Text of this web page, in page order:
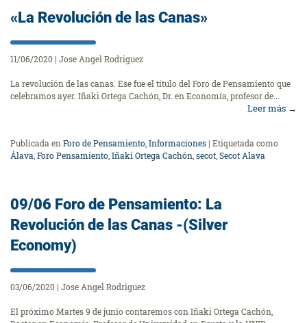
«La Revolución de las Canas»
11/06/2020 | Jose Angel Rodriguez
La revolución de las canas. Ese fue el título del Foro de Pensamiento que
celebramos ayer. Iñaki Ortega Cachón, Dr. en Economía, profesor de...
Leer más →
Publicada enForo de Pensamiento,Informaciones | Etiquetada como
Álava,Foro Pensamiento,Iñaki Ortega Cachón,secot,Secot Alava
09/06 Foro de Pensamiento: La
Revolución de las Canas -(Silver
Economy)
03/06/2020 | Jose Angel Rodriguez
El próximo Martes 9 de junio contaremos con Iñaki Ortega Cachón,